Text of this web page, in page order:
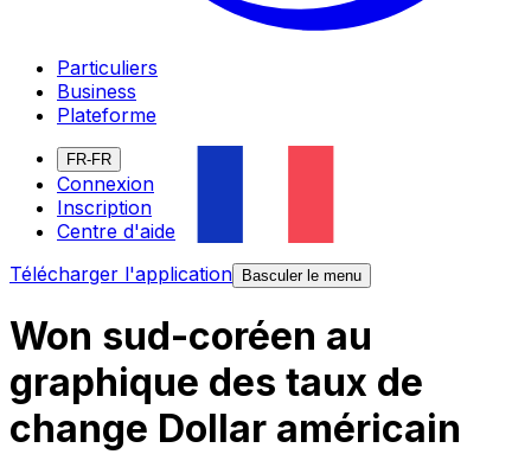
Particuliers
Business
Plateforme
FR-FR
Connexion
Inscription
Centre d'aide
Télécharger l'application
Basculer le menu
Won sud-coréen au
graphique des taux de
change Dollar américain